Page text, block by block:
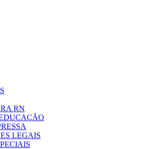
RN
LEGAIS